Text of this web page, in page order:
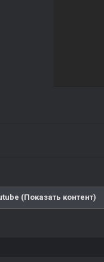
(Показать контент)